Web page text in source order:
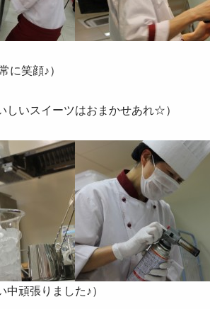
に笑顔♪）
しいスイーツはおまかせあれ☆）
頑張りました♪）